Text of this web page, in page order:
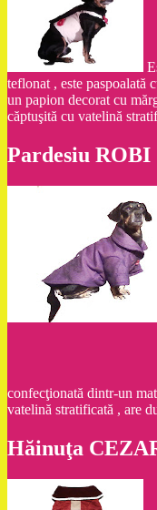
teflonat , este paspoalată
un papion decorat cu
căptuşită cu vatelină
Pardesiu ROBI
confecţionată dintr-un
vatelină stratificată , are
Hăinuţa